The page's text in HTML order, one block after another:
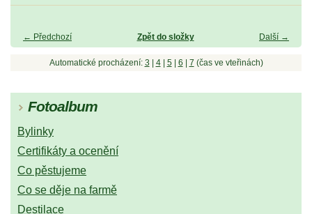
← Předchozí Další →
Zpět do složky
Automatické procházení: 3 4| 5| 6 7 (čas ve vteřinách)
Fotoalbum
Bylinky
Certifikáty a ocenění
Co pěstujeme
Co se děje na farmě
Destilace